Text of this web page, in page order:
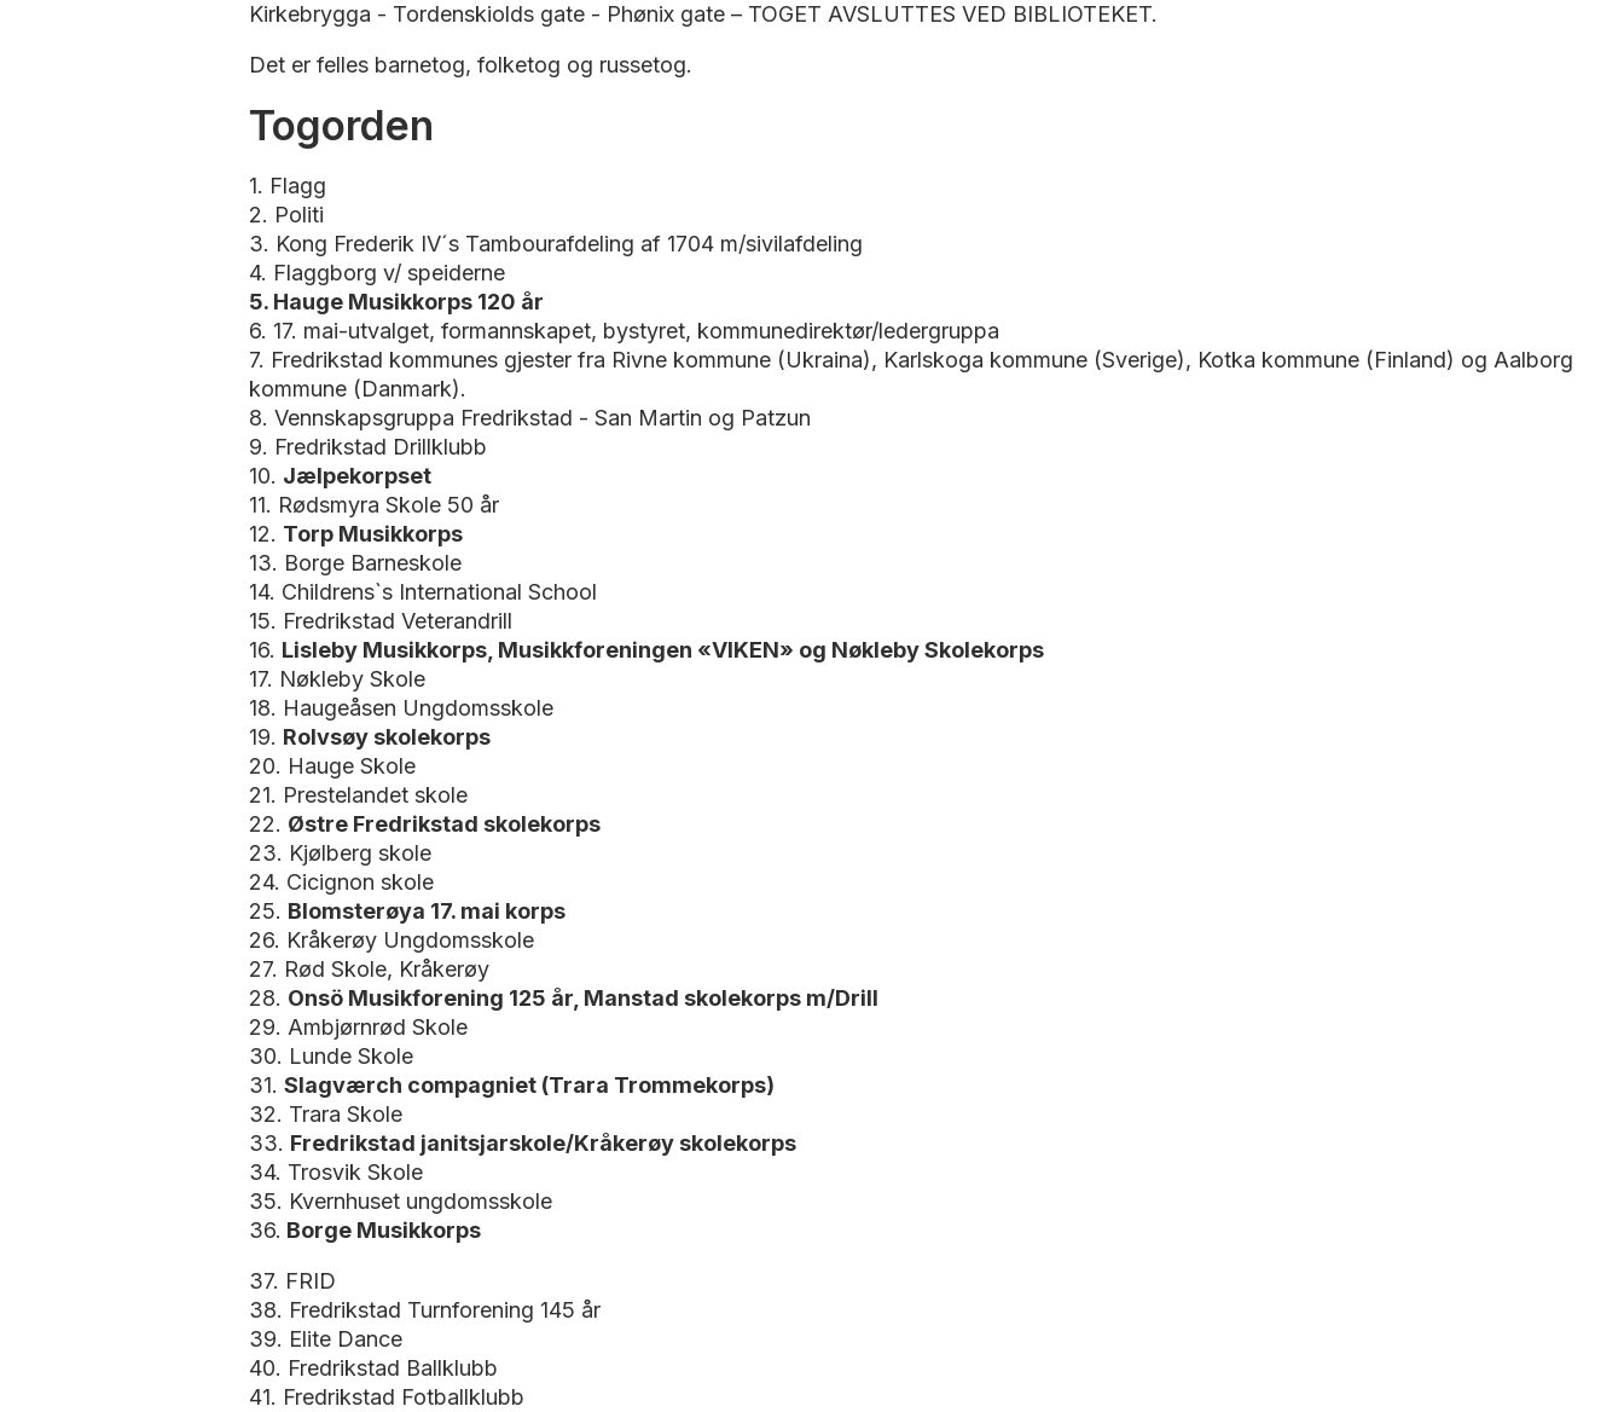
Kirkebrygga - Tordenskiolds gate - Phønix gate – TOGET AVSLUTTES VED BIBLIOTEKET.
Det er felles barnetog, folketog og russetog.
Togorden
1. Flagg
2. Politi
3. Kong Frederik IV´s Tambourafdeling af 1704 m/sivilafdeling
4. Flaggborg v/ speiderne
5. Hauge Musikkorps 120 år
6. 17. mai-utvalget, formannskapet, bystyret, kommunedirektør/ledergruppa
7. Fredrikstad kommunes gjester fra Rivne kommune (Ukraina), Karlskoga kommune (Sverige), Kotka kommune (Finland) og Aalborg
kommune (Danmark).
8. Vennskapsgruppa Fredrikstad - San Martin og Patzun
9. Fredrikstad Drillklubb
10. Jælpekorpset
11. Rødsmyra Skole 50 år
12. Torp Musikkorps
13. Borge Barneskole
14. Childrens`s International School
15. Fredrikstad Veterandrill
16. Lisleby Musikkorps, Musikkforeningen «VIKEN» og Nøkleby Skolekorps
17. Nøkleby Skole
18. Haugeåsen Ungdomsskole
19. Rolvsøy skolekorps
20. Hauge Skole
21. Prestelandet skole
22. Østre Fredrikstad skolekorps
23. Kjølberg skole
24. Cicignon skole
25. Blomsterøya 17. mai korps
26. Kråkerøy Ungdomsskole
27. Rød Skole, Kråkerøy
28. Onsö Musikforening 125 år, Manstad skolekorps m/Drill
29. Ambjørnrød Skole
30. Lunde Skole
31. Slagværch compagniet (Trara Trommekorps)
32. Trara Skole
33. Fredrikstad janitsjarskole/Kråkerøy skolekorps
34. Trosvik Skole
35. Kvernhuset ungdomsskole
36. Borge Musikkorps
37. FRID
38. Fredrikstad Turnforening 145 år
39. Elite Dance
40. Fredrikstad Ballklubb
41. Fredrikstad Fotballklubb